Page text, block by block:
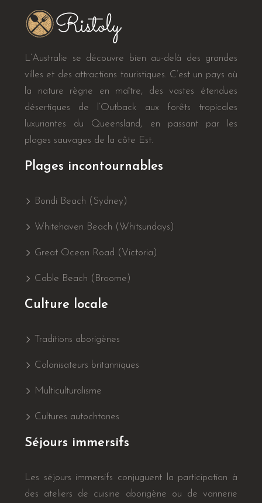
L’Australie se découvre bien au-delà des grandes
villes et des attractions touristiques. C’est un pays où
la nature règne en maître, des vastes étendues
désertiques de l’Outback aux forêts tropicales
luxuriantes du Queensland, en passant par les
plages sauvages de la côte Est.
Plages incontournables
Bondi Beach (Sydney)
Whitehaven Beach (Whitsundays)
Great Ocean Road (Victoria)
Cable Beach (Broome)
Culture locale
Traditions aborigènes
Colonisateurs britanniques
Multiculturalisme
Cultures autochtones
Séjours immersifs
Les séjours immersifs conjuguent la participation à
des ateliers de cuisine aborigène ou de vannerie